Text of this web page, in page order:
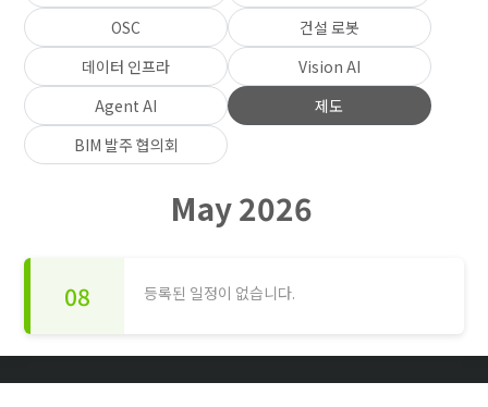
OSC
건설 로봇
데이터 인프라
Vision AI
Agent AI
제도
BIM 발주 협의회
May 2026
08 등록된 일정이 없습니다.